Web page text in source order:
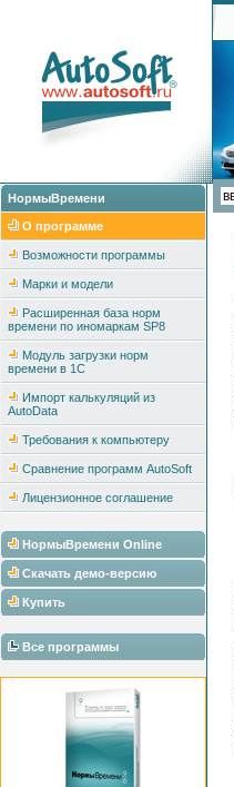
НормыВремени
О программе
Возможности программы
Марки и модели
Расширенная база норм
времени по иномаркам SP8
Модуль загрузки норм
времени в 1С
Импорт калькуляций из
AutoData
Требования к компьютеру
Сравнение программ AutoSoft
Лицензионное соглашение
НормыВремени Online
Скачать демо-версию
Купить
Все программы